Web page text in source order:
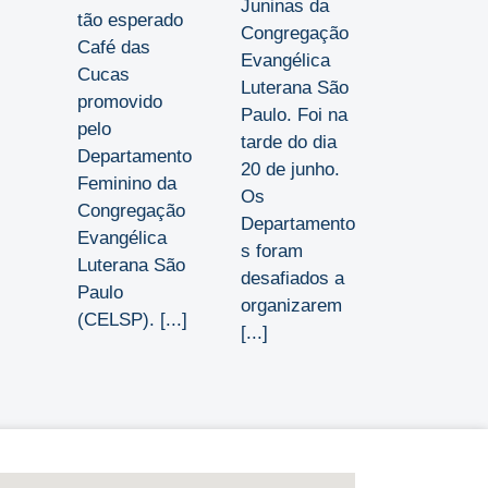
tão esperado
Café das
Cucas
promovido
pelo
Departamento
Feminino da
Congregação
Evangélica
Luterana São
Paulo
(CELSP). [...]
Juninas da
Congregação
Evangélica
Luterana São
Paulo. Foi na
tarde do dia
20 de junho.
Os
Departamento
s foram
desafiados a
organizarem
[...]